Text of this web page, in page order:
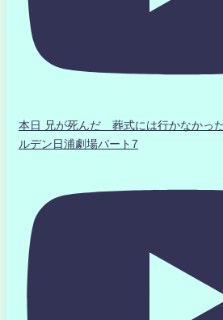
本日 兄が死んだ 葬式には行かなか
ルデン日浦劇場パート7